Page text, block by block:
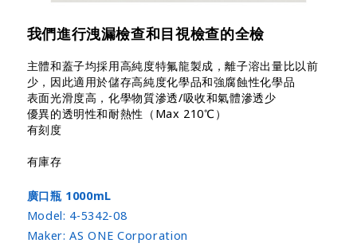
我們進行洩漏檢查和目視檢查的全檢
主體和蓋子均採用高純度特氟龍製成，離子溶出量比以前
少，因此適用於儲存高純度化學品和強腐蝕性化學品
表面光滑度高，化學物質滲透/吸收和氣體滲透少
優異的透明性和耐熱性（Max 210℃）
有刻度
有庫存
廣口瓶 1000mL
Model: 4-5342-08
Maker: AS ONE Corporation